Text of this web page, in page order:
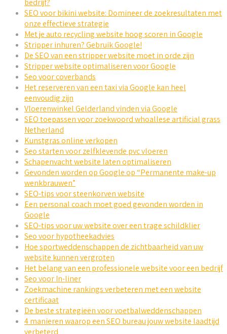
bedrijf?
SEO voor bikini website: Domineer de zoekresultaten met
onze effectieve strategie
Met je auto recycling website hoog scoren in Google
Stripper inhuren? Gebruik Google!
De SEO van een stripper website moet in orde zijn
Stripper website optimaliseren voor Google
Seo voor coverbands
Het reserveren van een taxi via Google kan heel
eenvoudig zijn
Vloerenwinkel Gelderland vinden via Google
SEO toepassen voor zoekwoord whoallese artificial grass
Netherland
Kunstgras online verkopen
Seo starten voor zelfklevende pvc vloeren
Schapenvacht website laten optimaliseren
Gevonden worden op Google op “Permanente make-up
wenkbrauwen”
SEO-tips voor steenkorven website
Een personal coach moet goed gevonden worden in
Google
SEO-tips voor uw website over een trage schildklier
Seo voor hypotheekadvies
Hoe sportweddenschappen de zichtbaarheid van uw
website kunnen vergroten
Het belang van een professionele website voor een bedrijf
Seo voor In-liner
Zoekmachine rankings verbeteren met een website
certificaat
De beste strategieën voor voetbalweddenschappen
4 manieren waarop een SEO bureau jouw website laadtijd
verbeterd